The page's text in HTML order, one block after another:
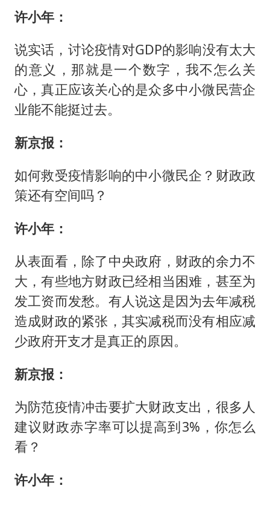
许小年：
说实话，讨论疫情对GDP的影响没有太大
的意义，那就是一个数字，我不怎么关
心，真正应该关心的是众多中小微民营企
业能不能挺过去。
新京报：
如何救受疫情影响的中小微民企？财政政
策还有空间吗？
许小年：
从表面看，除了中央政府，财政的余力不
大，有些地方财政已经相当困难，甚至为
发工资而发愁。有人说这是因为去年减税
造成财政的紧张，其实减税而没有相应减
少政府开支才是真正的原因。
新京报：
为防范疫情冲击要扩大财政支出，很多人
建议财政赤字率可以提高到3%，你怎么
看？
许小年：